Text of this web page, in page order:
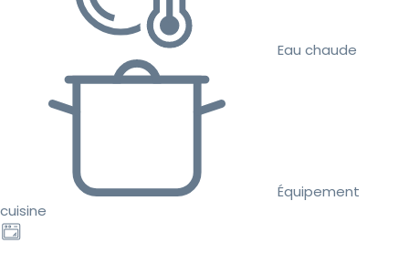
Eau chaude
Équipement
cuisine